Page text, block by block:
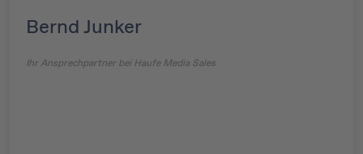
Bernd Junker
Ihr Ansprechpartner bei Haufe Media Sales